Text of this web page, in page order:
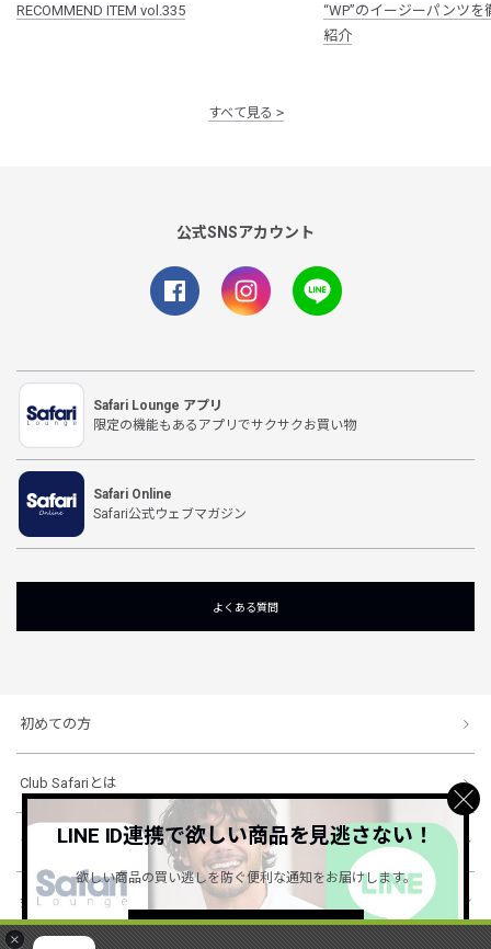
×
RECOMMEND ITEM vol.335
“WP”のイージーパンツ
紹介
すべて見る
公式SNSアカウント
Safari Lounge アプリ
限定の機能もあるアプリでサクサクお買い物
Safari Online
Safari公式ウェブマガジン
よくある質問
初めての方
Club Safariとは
ショッピングガイド
会社概要・規約
LINE ID連携で欲しい商品を見逃さない！
欲しい商品の買い逃しを防ぐ便利な通知をお届けします。
詳しくはこちら ＞